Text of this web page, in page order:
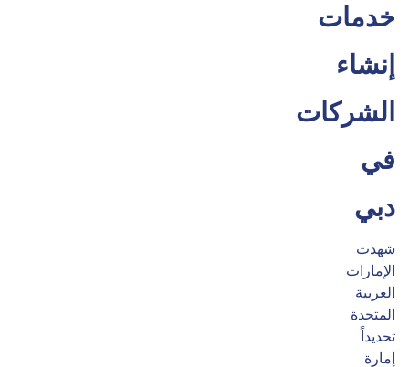
خدمات
إنشاء
الشركات
في
دبي
شهدت
الإمارات
العربية
المتحدة
تحديداً
إمارة